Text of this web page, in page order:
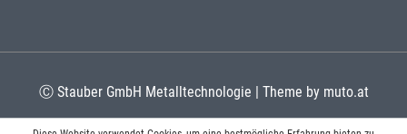
Ⓒ Stauber GmbH Metalltechnologie | Theme by muto.at